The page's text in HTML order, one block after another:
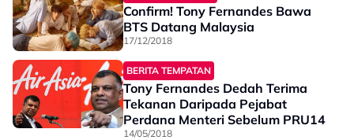
Confirm! Tony Fernandes Bawa
BTS Datang Malaysia
17/12/2018
BERITA TEMPATAN
Tony Fernandes Dedah Terima
Tekanan Daripada Pejabat
Perdana Menteri Sebelum PRU14
14/05/2018